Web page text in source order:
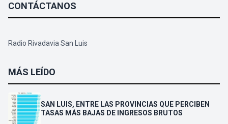
CONTÁCTANOS
Radio Rivadavia San Luis
MÁS LEÍDO
SAN LUIS, ENTRE LAS PROVINCIAS QUE PERCIBEN
TASAS MÁS BAJAS DE INGRESOS BRUTOS